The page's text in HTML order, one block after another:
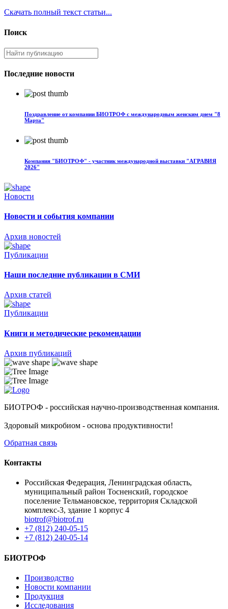
Скачать полный текст статьи...
Поиск
Последние новости
Поздравление от компании БИОТРОФ с международным женским днем "8
Марта"
Компания "БИОТРОФ" - участник международной выставки "АГРАВИЯ
2026"
Новости
Новости и события компании
Архив новостей
Публикации
Наши последние публикации в СМИ
Архив статей
Публикации
Книги и методические рекомендации
Архив публикаций
БИОТРОФ - российская научно-производственная компания.
Здоровый микробиом - основа продуктивности!
Обратная связь
Контакты
Российская Федерация, Ленинградская область,
муниципальный район Тосненский, городское
поселение Тельмановское, территория Складской
комплекс-3, здание 1 корпус 4
biotrof@biotrof.ru
+7 (812) 240-05-15
+7 (812) 240-05-14
БИОТРОФ
Производство
Новости компании
Продукция
Исследования